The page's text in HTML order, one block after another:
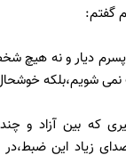
گفتم:
دیار و نه هیچ
نمی شویم،بلکه
که بین آزاد و
زیاد این